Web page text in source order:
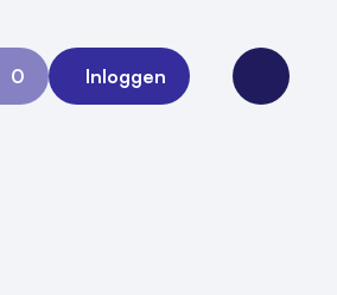
0
Aanvraag 0
Inloggen
Open